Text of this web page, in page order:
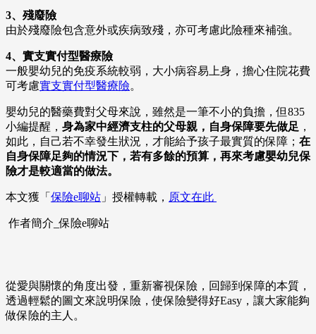
3、殘廢險
由於殘廢險包含意外或疾病致殘，亦可考慮此險種來補強。
4、實支實付型醫療險
一般嬰幼兒的免疫系統較弱，大小病容易上身，擔心住院花費
可考慮實支實付型醫療險。
嬰幼兒的醫藥費對父母來說，雖然是一筆不小的負擔，但835
小編提醒， 身為家中經濟支柱的父母親，自身保障要先做足 ，
如此，自己若不幸發生狀況，才能給予孩子最實質的保障； 在
自身保障足夠的情況下，若有多餘的預算，再來考慮嬰幼兒保
險才是較適當的做法。
本文獲「 保險e聊站 」授權轉載， 原文在此
作者簡介_保險e聊站
從愛與關懷的角度出發，重新審視保險，回歸到保障的本質，
透過輕鬆的圖文來說明保險，使保險變得好Easy，讓大家能夠
做保險的主人。